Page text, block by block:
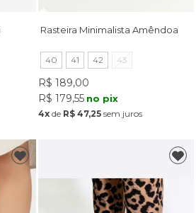
Rasteira Minimalista Amêndoa
40 41 42 43
R$ 189,00
R$ 179,55 no pix
4x de R$ 47,25 sem juros